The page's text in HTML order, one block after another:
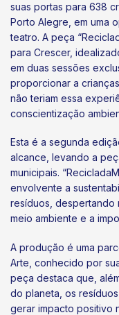
suas portas para 638
Porto Alegre, em uma
teatro. A peça
para Crescer,
em duas sessões
proporcionar a
não teriam essa
conscientização
Esta é a segunda
alcance, levando a
municipais.
envolvente a
resíduos, despertando
meio ambiente e a
A produção é uma
Arte, conhecido por
peça destaca que,
do planeta, os
gerar impacto positivo